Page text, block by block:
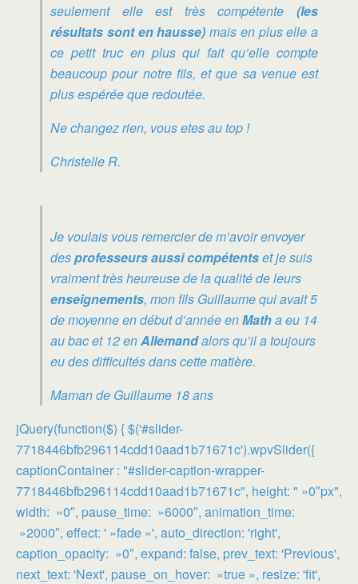
seulement elle est très compétente (les
résultats sont en hausse) mais en plus elle a
ce petit truc en plus qui fait qu’elle compte
beaucoup pour notre fils, et que sa venue est
plus espérée que redoutée.
Ne changez rien, vous etes au top !
Christelle R.
Je voulais vous remercier de m’avoir envoyer
desprofesseurs aussi compétentset je suis
vraiment très heureuse de la qualité de leurs
enseignements, mon fils Guillaume qui avait 5
de moyenne en début d’année enMatha eu 14
au bac et 12 enAllemandalors qu’il a toujours
eu des difficultés dans cette matière.
Maman de Guillaume 18 ans
jQuery(function($) { $('#slider-
7718446bfb296114cdd10aad1b71671c').wpvSlider({
captionContainer : "#slider-caption-wrapper-
7718446bfb296114cdd10aad1b71671c", height: " »0″px",
width: »0″, pause_time: »6000″, animation_time:
»2000″, effect: ' »fade »', auto_direction: 'right',
caption_opacity: »0″, expand: false, prev_text: 'Previous',
next_text: 'Next', pause_on_hover: »true », resize: 'fit',